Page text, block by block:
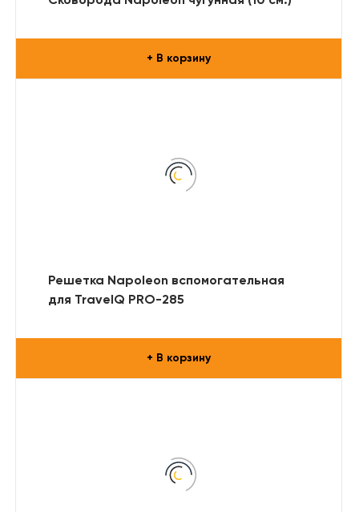
+ В корзину
Решетка Napoleon вспомогательная
для TravelQ PRO-285
+ В корзину